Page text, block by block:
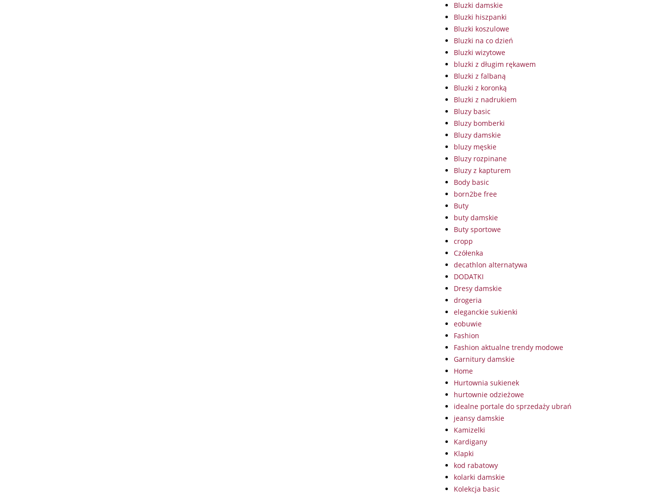
Bluzki damskie
Bluzki hiszpanki
Bluzki koszulowe
Bluzki na co dzień
Bluzki wizytowe
bluzki z długim rękawem
Bluzki z falbaną
Bluzki z koronką
Bluzki z nadrukiem
Bluzy basic
Bluzy bomberki
Bluzy damskie
bluzy męskie
Bluzy rozpinane
Bluzy z kapturem
Body basic
born2be free
Buty
buty damskie
Buty sportowe
cropp
Czółenka
decathlon alternatywa
DODATKI
Dresy damskie
drogeria
eleganckie sukienki
eobuwie
Fashion
Fashion aktualne trendy modowe
Garnitury damskie
Home
Hurtownia sukienek
hurtownie odzieżowe
idealne portale do sprzedaży ubrań
jeansy damskie
Kamizelki
Kardigany
Klapki
kod rabatowy
kolarki damskie
Kolekcja basic